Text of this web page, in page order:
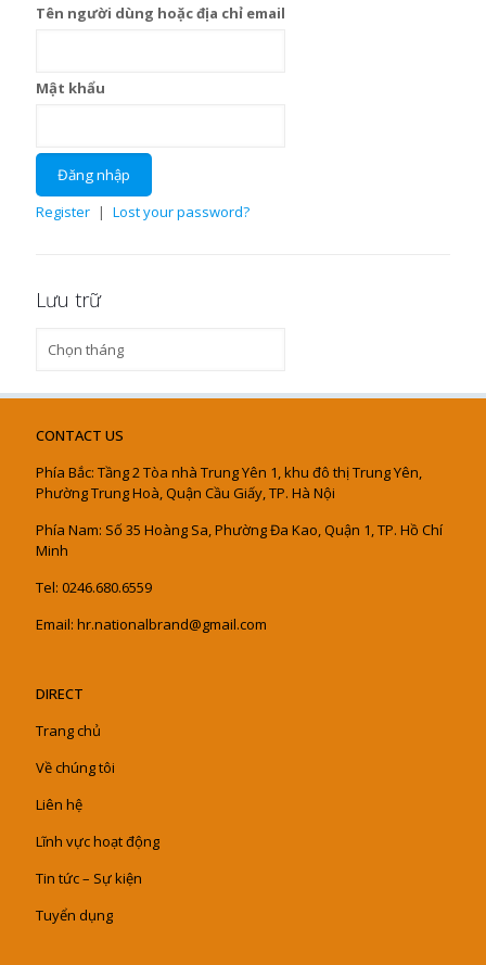
Tên người dùng hoặc địa chỉ email
Mật khẩu
Register | Lost your password?
Lưu trữ
trữ
CONTACT US
Phía Bắc: Tầng 2 Tòa nhà Trung Yên 1, khu đô thị Trung Yên,
Phường Trung Hoà, Quận Cầu Giấy, TP. Hà Nội
Phía Nam: Số 35 Hoàng Sa, Phường Đa Kao, Quận 1, TP. Hồ Chí
Minh
Tel: 0246.680.6559
Email: hr.nationalbrand@gmail.com
DIRECT
Trang chủ
Về chúng tôi
Liên hệ
Lĩnh vực hoạt động
Tin tức – Sự kiện
Tuyển dụng